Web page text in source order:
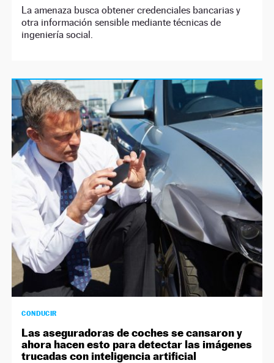
La amenaza busca obtener credenciales bancarias y
otra información sensible mediante técnicas de
ingeniería social.
CONDUCIR
Las aseguradoras de coches se cansaron y
ahora hacen esto para detectar las imágenes
trucadas con inteligencia artificial